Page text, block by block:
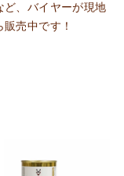
、バイヤーが現地
売中です！